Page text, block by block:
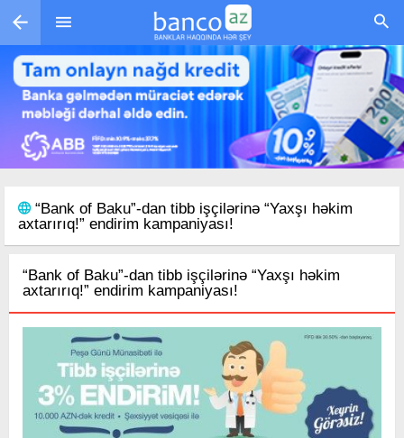
Skip to main content
“Bank of Baku”-dan tibb işçilərinə “Yaxşı həkim
axtarırıq!” endirim kampaniyası!
“Bank of Baku”-dan tibb işçilərinə “Yaxşı həkim
axtarırıq!” endirim kampaniyası!